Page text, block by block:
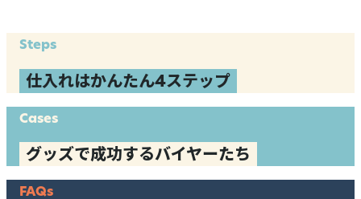
Steps
仕入れはかんたん4ステップ
Cases
グッズで成功するバイヤーたち
FAQs